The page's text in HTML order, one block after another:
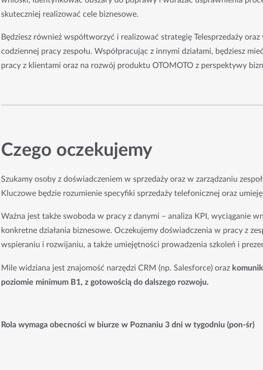
skuteczniej realizować cele biznesowe.
Będziesz również współtworzyć i realizować strategię Telesprzedaży
codziennej pracy zespołu. Współpracując z innymi działami, będziesz
pracy z klientami oraz na rozwój produktu OTOMOTO z perspektywy
Czego oczekujemy
Szukamy osoby z doświadczeniem w sprzedaży oraz w zarządzaniu
Kluczowe będzie rozumienie specyfiki sprzedaży telefonicznej oraz
Ważna jest także swoboda w pracy z danymi – analiza KPI, wyciąganie
konkretne działania biznesowe. Oczekujemy doświadczenia w pracy z
wspieraniu i rozwijaniu, a także umiejętności prowadzenia szkoleń i
Mile widziana jest znajomość narzędzi CRM (np. Salesforce) oraz
poziomie minimum B1, z gotowością do dalszego rozwoju.
Rola wymaga obecności w biurze w Poznaniu 3 dni w tygodniu (pon-śr)